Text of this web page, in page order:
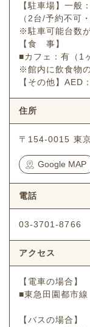
【駐車場】一般
（2台/予約不可
※駐車可能台数
【食 事】
■カフェ：有（1
※館内に飲食物
【その他】AED
住所
〒154-0015 東
Google MAP
電話
03-3701-8766
アクセス
【電車の場合】
■東急田園都市
【バスの場合】